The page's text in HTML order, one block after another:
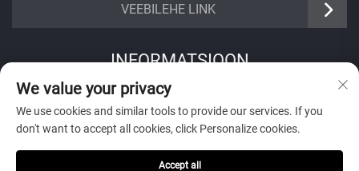
VEEBILEHE LINK
INFORMATSIOON
Registreeru, et saada meie nädalane uudiskiri
We value your privacy
We use cookies and similar tools to provide our services. If you
don't want to accept all cookies, click Personalize cookies.
Accept all